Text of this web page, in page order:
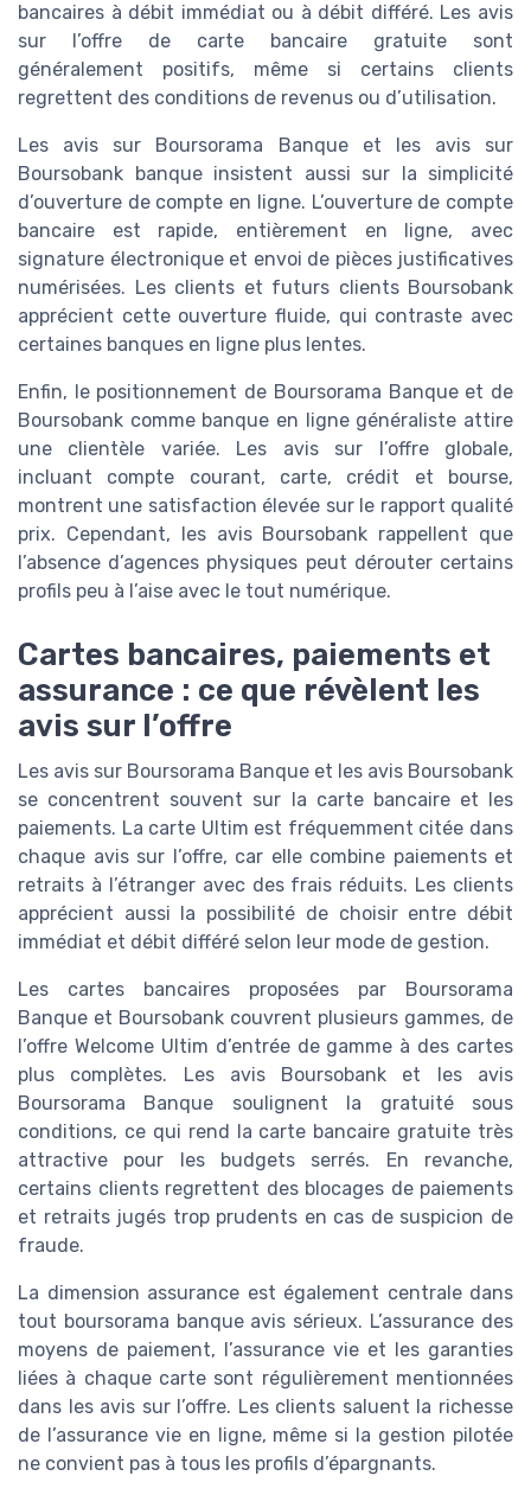
bancaires à débit immédiat ou à débit différé. Les avis
sur l’offre de carte bancaire gratuite sont
généralement positifs, même si certains clients
regrettent des conditions de revenus ou d’utilisation.
Les avis sur Boursorama Banque et les avis sur
Boursobank banque insistent aussi sur la simplicité
d’ouverture de compte en ligne. L’ouverture de compte
bancaire est rapide, entièrement en ligne, avec
signature électronique et envoi de pièces justificatives
numérisées. Les clients et futurs clients Boursobank
apprécient cette ouverture fluide, qui contraste avec
certaines banques en ligne plus lentes.
Enfin, le positionnement de Boursorama Banque et de
Boursobank comme banque en ligne généraliste attire
une clientèle variée. Les avis sur l’offre globale,
incluant compte courant, carte, crédit et bourse,
montrent une satisfaction élevée sur le rapport qualité
prix. Cependant, les avis Boursobank rappellent que
l’absence d’agences physiques peut dérouter certains
profils peu à l’aise avec le tout numérique.
Cartes bancaires, paiements et
assurance : ce que révèlent les
avis sur l’offre
Les avis sur Boursorama Banque et les avis Boursobank
se concentrent souvent sur la carte bancaire et les
paiements. La carte Ultim est fréquemment citée dans
chaque avis sur l’offre, car elle combine paiements et
retraits à l’étranger avec des frais réduits. Les clients
apprécient aussi la possibilité de choisir entre débit
immédiat et débit différé selon leur mode de gestion.
Les cartes bancaires proposées par Boursorama
Banque et Boursobank couvrent plusieurs gammes, de
l’offre Welcome Ultim d’entrée de gamme à des cartes
plus complètes. Les avis Boursobank et les avis
Boursorama Banque soulignent la gratuité sous
conditions, ce qui rend la carte bancaire gratuite très
attractive pour les budgets serrés. En revanche,
certains clients regrettent des blocages de paiements
et retraits jugés trop prudents en cas de suspicion de
fraude.
La dimension assurance est également centrale dans
tout boursorama banque avis sérieux. L’assurance des
moyens de paiement, l’assurance vie et les garanties
liées à chaque carte sont régulièrement mentionnées
dans les avis sur l’offre. Les clients saluent la richesse
de l’assurance vie en ligne, même si la gestion pilotée
ne convient pas à tous les profils d’épargnants.